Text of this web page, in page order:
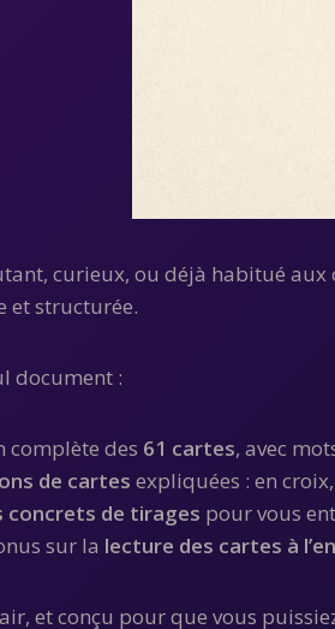
curieux, ou déjà habitué aux
et structurée.
document :
complète des 61 cartes, avec
de cartes expliquées : en
concrets de tirages pour vous
sur la lecture des cartes à
et conçu pour que vous